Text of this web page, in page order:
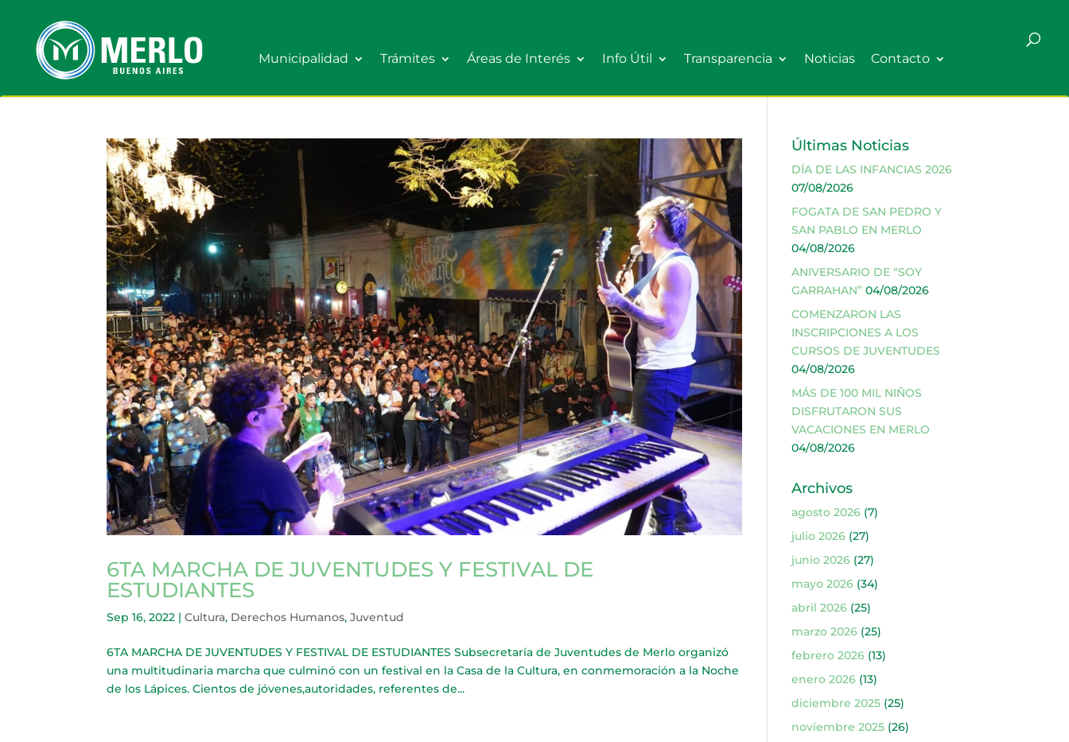
Municipalidad Trámites Áreas de Interés Info Útil Transparencia Noticias Contacto
6TA MARCHA DE JUVENTUDES Y FESTIVAL DE
ESTUDIANTES
Sep 16, 2022 |Cultura, Derechos Humanos,Juventud
6TA MARCHA DE JUVENTUDES Y FESTIVAL DE ESTUDIANTES Subsecretaría de Juventudes de Merlo organizó
una multitudinaria marcha que culminó con un festival en la Casa de la Cultura, en conmemoración a la Noche
de los Lápices. Cientos de jóvenes,autoridades, referentes de...
Últimas Noticias
DÍA DE LAS INFANCIAS 2026
07/08/2026
FOGATA DE SAN PEDRO Y
SAN PABLO EN MERLO
04/08/2026
ANIVERSARIO DE “SOY
GARRAHAN” 04/08/2026
COMENZARON LAS
INSCRIPCIONES A LOS
CURSOS DE JUVENTUDES
04/08/2026
MÁS DE 100 MIL NIÑOS
DISFRUTARON SUS
VACACIONES EN MERLO
04/08/2026
Archivos
agosto 2026(7)
julio 2026(27)
junio 2026(27)
mayo 2026(34)
abril 2026(25)
marzo 2026(25)
febrero 2026(13)
enero 2026(13)
diciembre 2025(25)
noviembre 2025(26)